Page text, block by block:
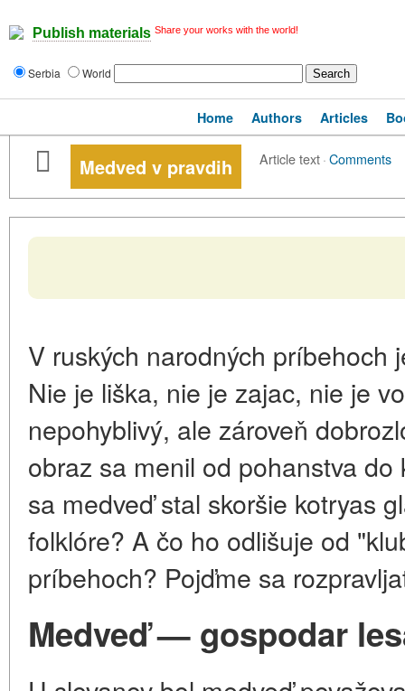
Publish materials Share your works with the world!
Serbia World
Home Authors Articles
Medved v pravdih Article text·Comments
V ruských narodných príbehoch
Nie je liška, nie je zajac, nie je
nepohyblivý, ale zároveň
obraz sa menil od pohanstva
sa medveď stal skoršie kotryas
folklóre? A čo ho odlišuje od
príbehoch? Pojďme sa
Medveď — gospodar